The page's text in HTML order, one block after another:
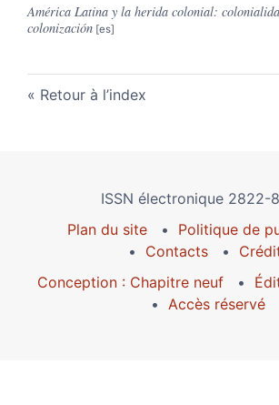
América Latina y la herida colonial:
colonización
Retour à l’index
ISSN électronique 2822-
Plan du site
Politique de
Contacts
Conception : Chapitre neuf
Accès réservé